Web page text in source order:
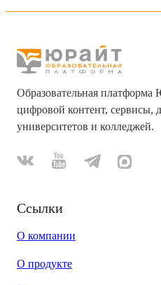
Образовательная платформа
цифровой контент, сервисы,
университетов и колледжей.
Ссылки
О компании
О продукте